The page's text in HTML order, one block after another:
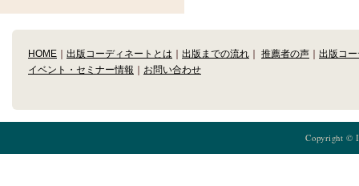
HOME 出版コーディネートとは 出版までの流れ 推薦者の声
出版コ
イベント・セミナー情報
お問い合わせ
Copyright ©